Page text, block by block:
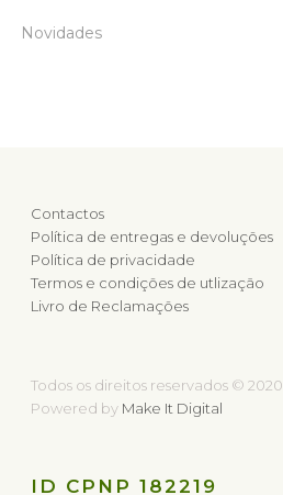
Novidades
Contactos
Política de entregas e devoluções
Política de privacidade
Termos e condições de utlização
Livro de Reclamações
Todos os direitos reservados © 2020
Powered by Make It Digital
ID CPNP 182219